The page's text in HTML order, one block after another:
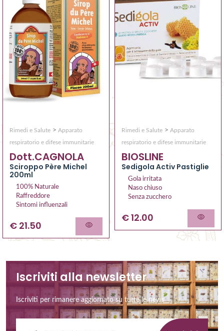
Rimedi e Salute > Apparato
respiratorio e difese immunitarie
Dott.CAGNOLA
Sciroppo Père Michel
200ml
100% Naturale
Raffreddore
Sintomi influenzali
€ 21.50
Rimedi e Salute > Apparato
respiratorio e difese immunitarie
BIOSLINE
Sedigola Activ Pastiglie
Gola irritata
Naso chiuso
Senza zucchero
€ 12.00
Iscriviti alla newsletter
Iscriviti per rimanere aggiornato su tutte le news